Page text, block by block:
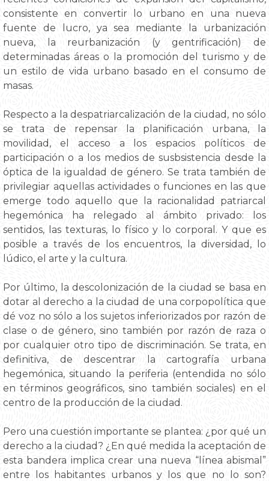
consistente en convertir lo urbano en una nueva
fuente de lucro, ya sea mediante la urbanización
nueva, la reurbanización (y gentrificación) de
determinadas áreas o la promoción del turismo y de
un estilo de vida urbano basado en el consumo de
masas.
Respecto a la despatriarcalización de la ciudad, no sólo
se trata de repensar la planificación urbana, la
movilidad, el acceso a los espacios políticos de
participación o a los medios de susbsistencia desde la
óptica de la igualdad de género. Se trata también de
privilegiar aquellas actividades o funciones en las que
emerge todo aquello que la racionalidad patriarcal
hegemónica ha relegado al ámbito privado: los
sentidos, las texturas, lo físico y lo corporal. Y que es
posible a través de los encuentros, la diversidad, lo
lúdico, el arte y la cultura.
Por último, la descolonización de la ciudad se basa en
dotar al derecho a la ciudad de una corpopolítica que
dé voz no sólo a los sujetos inferiorizados por razón de
clase o de género, sino también por razón de raza o
por cualquier otro tipo de discriminación. Se trata, en
definitiva, de descentrar la cartografía urbana
hegemónica, situando la periferia (entendida no sólo
en términos geográficos, sino también sociales) en el
centro de la producción de la ciudad.
Pero una cuestión importante se plantea: ¿por qué un
derecho a la ciudad? ¿En qué medida la aceptación de
esta bandera implica crear una nueva “línea abismal”
entre los habitantes urbanos y los que no lo son?